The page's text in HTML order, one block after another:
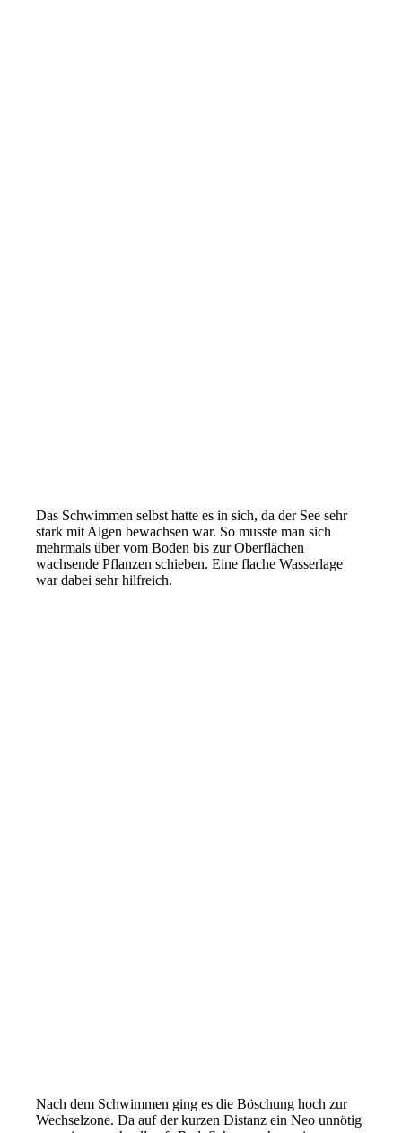
Das Schwimmen selbst hatte es in sich, da der See sehr
stark mit Algen bewachsen war. So musste man sich
mehrmals über vom Boden bis zur Oberflächen
wachsende Pflanzen schieben. Eine flache Wasserlage
war dabei sehr hilfreich.
Nach dem Schwimmen ging es die Böschung hoch zur
Wechselzone. Da auf der kurzen Distanz ein Neo unnötig